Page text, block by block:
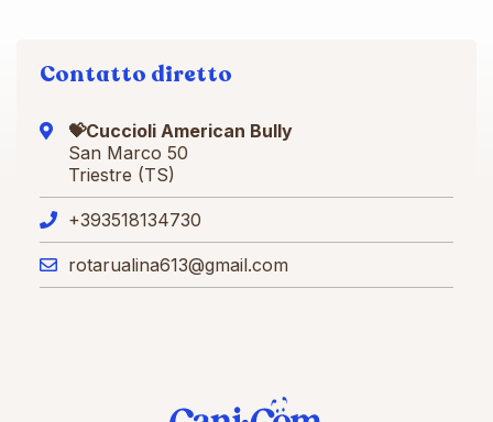
Contatto diretto
💝Cuccioli American Bully
San Marco 50
Triestre (TS)
+393518134730
rotarualina613@gmail.com